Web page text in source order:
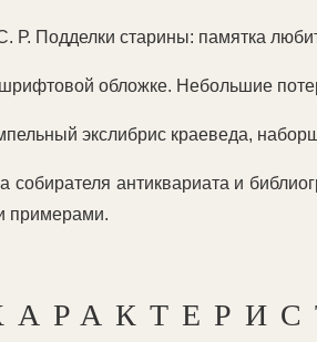
Р. Подделки старины: памятка
обложке. Небольшие
экслибрис краеведа,
антиквариата и
примерами.